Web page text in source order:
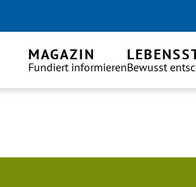
MAGAZIN
Fundiert informierenBewusst